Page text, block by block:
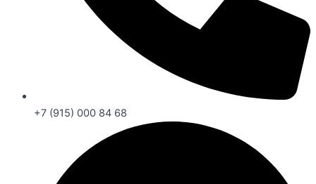
+7 (915) 000 84 68